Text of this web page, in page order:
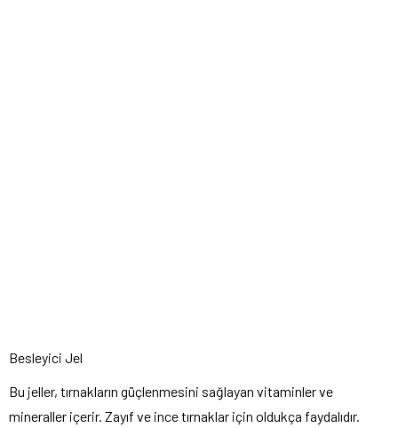
Besleyici Jel
Bu jeller, tırnakların güçlenmesini sağlayan vitaminler ve
mineraller içerir. Zayıf ve ince tırnaklar için oldukça faydalıdır.